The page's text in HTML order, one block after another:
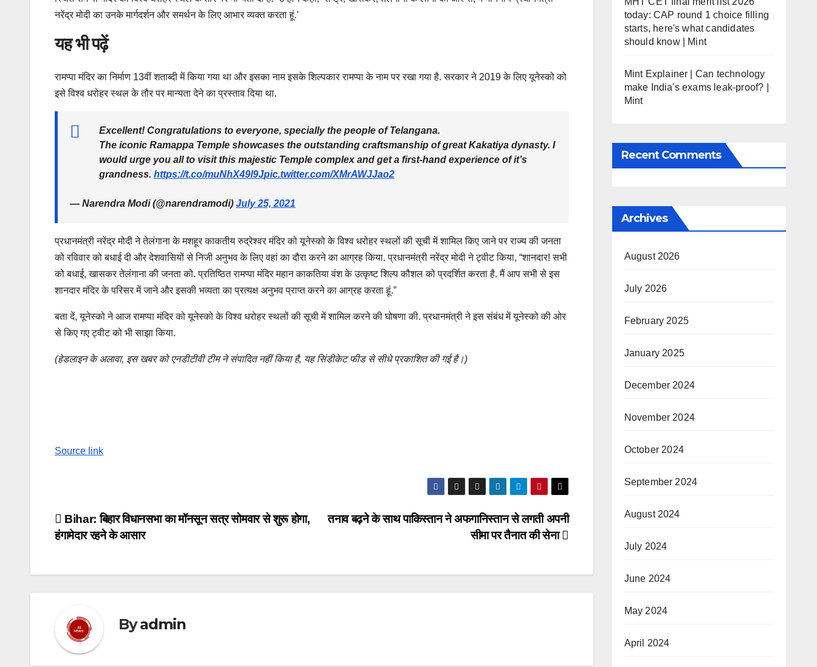
नरेंद्र मोदी का उनके मार्गदर्शन और समर्थन के लिए आभार व्यक्त करता हूं.’
यह भी पढ़ें
रामप्पा मंदिर का निर्माण 13वीं शताब्दी में किया गया था और इसका नाम इसके शिल्पकार रामप्पा के नाम पर रखा गया है. सरकार ने 2019 के लिए यूनेस्को को
इसे विश्व धरोहर स्थल के तौर पर मान्यता देने का प्रस्ताव दिया था.
Excellent! Congratulations to everyone, specially the people of Telangana.
The iconic Ramappa Temple showcases the outstanding craftsmanship of great Kakatiya dynasty. I
would urge you all to visit this majestic Temple complex and get a first-hand experience of it’s
grandness. https://t.co/muNhX49l9Jpic.twitter.com/XMrAWJJao2
— Narendra Modi (@narendramodi) July 25, 2021
प्रधानमंत्री नरेंद्र मोदी ने तेलंगाना के मशहूर काकतीय रुद्रेश्वर मंदिर को यूनेस्को के विश्व धरोहर स्थलों की सूची में शामिल किए जाने पर राज्य की जनता
को रविवार को बधाई दी और देशवासियों से निजी अनुभव के लिए वहां का दौरा करने का आग्रह किया. प्रधानमंत्री नरेंद्र मोदी ने ट्वीट किया, “शानदार! सभी
को बधाई, खासकर तेलंगाना की जनता को. प्रतिष्ठित रामप्पा मंदिर महान काकतिया वंश के उत्कृष्ट शिल्प कौशल को प्रदर्शित करता है. मैं आप सभी से इस
शानदार मंदिर के परिसर में जाने और इसकी भव्यता का प्रत्यक्ष अनुभव प्राप्त करने का आग्रह करता हूं.”
बता दें, यूनेस्को ने आज रामप्पा मंदिर को यूनेस्को के विश्व धरोहर स्थलों की सूची में शामिल करने की घोषणा की. प्रधानमंत्री ने इस संबंध में यूनेस्को की ओर
से किए गए ट्वीट को भी साझा किया.
(हेडलाइन के अलावा, इस खबर को एनडीटीवी टीम ने संपादित नहीं किया है, यह सिंडीकेट फीड से सीधे प्रकाशित की गई है।)
Source link
Post
navigation
तनाव बढ़ने के साथ पाकिस्तान ने अफगानिस्तान से लगती अपनी
सीमा पर तैनात की सेना
Bihar: बिहार विधानसभा का मॉनसून सत्र सोमवार से शुरू होगा,
हंगामेदार रहने के आसार
Byadmin
today: CAP round 1 choice filling
starts, here's what candidates
should know | Mint
Mint Explainer | Can technology
make India's exams leak-proof? |
Mint
Recent Comments
Archives
August 2026
July 2026
February 2025
January 2025
December 2024
November 2024
October 2024
September 2024
August 2024
July 2024
June 2024
May 2024
April 2024